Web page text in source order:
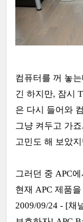
컴퓨터를 꺼 놓
긴 하지만, 잠시
은 다시 들어와
그냥 켜두고 가
고민도 해 보았
그러던 중 APC
현재 APC 제품
2009/09/24 - [채